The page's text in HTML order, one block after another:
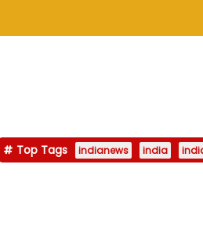
Top Tags indianews india